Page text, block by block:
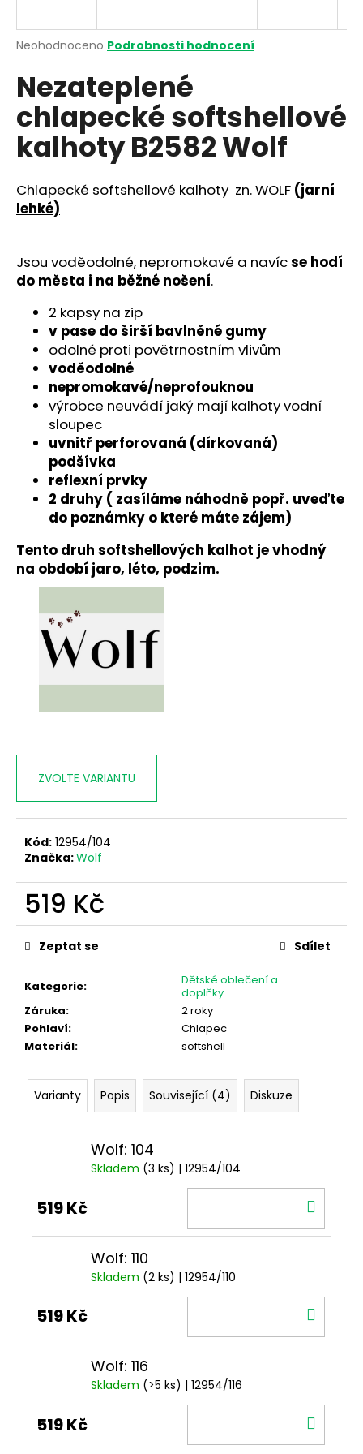
Průměrné
produktu
je
z
5
hvězdiček.
Neohodnoceno Podrobnosti hodnocení
Nezateplené
chlapecké softshellové
kalhoty B2582 Wolf
Chlapecké softshellové kalhoty zn. WOLF (jarní
lehké)
Jsou voděodolné, nepromokavé a navícse hodí
do města i na běžné nošení.
2 kapsy na zip
v pase do širší bavlněné gumy
odolné proti povětrnostním vlivům
voděodolné
nepromokavé/neprofouknou
výrobce neuvádí jaký mají kalhoty vodní
sloupec
uvnitř perforovaná (dírkovaná)
podšívka
reflexní prvky
2 druhy ( zasíláme náhodně popř. uveďte
do poznámky o které máte zájem)
Tento druh softshellových kalhot je vhodný
na období jaro, léto, podzim.
ZVOLTE VARIANTU
Kód: 12954/104
Značka:Wolf
519 Kč
Měrná
cena:
Kategorie:
Dětské oblečení a
doplňky
Záruka:
2 roky
Pohlaví:
Chlapec
Materiál: softshell
Zeptat se Sdílet
Varianty Popis Související (4) Diskuze
Wolf: 104
Skladem (3 ks) | 12954/104
519 Kč
Wolf: 110
Skladem (2 ks) | 12954/110
519 Kč
Wolf: 116
Skladem (>5 ks) | 12954/116
519 Kč
j
t
?
HLEDAT
D
o